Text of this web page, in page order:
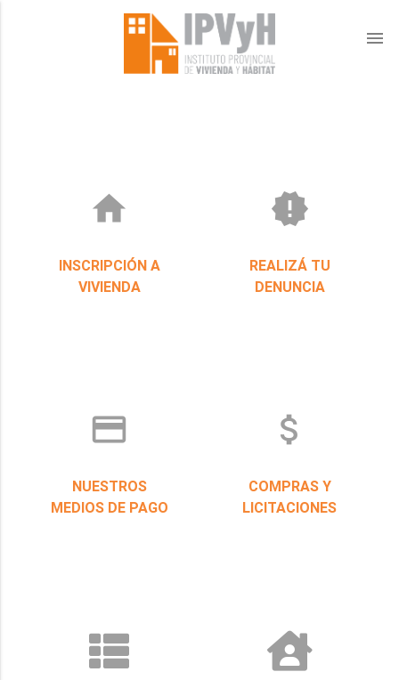
menu
home
INSCRIPCIÓN A
VIVIENDA
new_releases
REALIZÁ TU
DENUNCIA
credit_card
NUESTROS
MEDIOS DE PAGO
attach_money
COMPRAS Y
LICITACIONES